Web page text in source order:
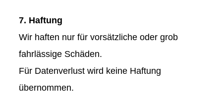
7. Haftung
Wir haften nur für vorsätzliche oder grob
fahrlässige Schäden.
Für Datenverlust wird keine Haftung
übernommen.